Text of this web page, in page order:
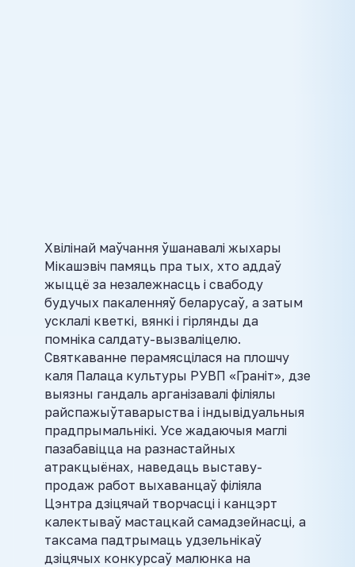
Хвілінай маўчання ўшанавалі жыхары
Мікашэвіч памяць пра тых, хто аддаў
жыццё за незалежнасць і свабоду
будучых пакаленняў беларусаў, а затым
усклалі кветкі, вянкі і гірлянды да
помніка салдату-вызваліцелю.
Святкаванне перамясцілася на плошчу
каля Палаца культуры РУВП «Граніт», дзе
выязны гандаль арганізавалі філіялы
райспажыўтаварыства і індывідуальныя
прадпрымальнікі. Усе жадаючыя маглі
пазабавіцца на разнастайных
атракцыёнах, наведаць выставу-
продаж работ выхаванцаў філіяла
Цэнтра дзіцячай творчасці і канцэрт
калектываў мастацкай самадзейнасці, а
таксама падтрымаць удзельнікаў
дзіцячых конкурсаў малюнка на